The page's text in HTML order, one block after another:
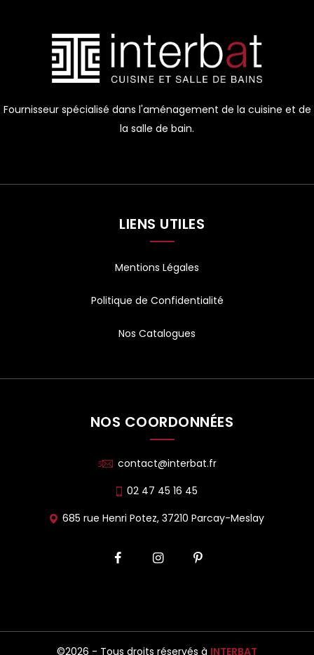
Fournisseur spécialisé dans l'aménagement de la cuisine et de
la salle de bain.
LIENS UTILES
Mentions Légales
Politique de Confidentialité
Nos Catalogues
NOS COORDONNÉES
contact@interbat.fr
02 47 45 16 45
685 rue Henri Potez, 37210 Parcay-Meslay
©2026 - Tous droits réservés à INTERBAT